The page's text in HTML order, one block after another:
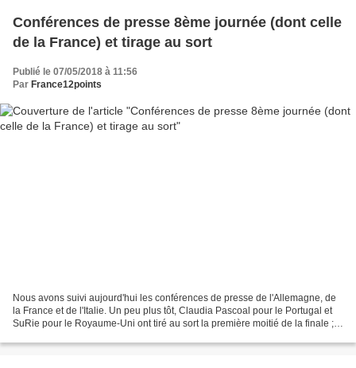
Conférences de presse 8ème journée (dont celle
de la France) et tirage au sort
Publié le 07/05/2018 à 11:56
Par France12points
Nous avons suivi aujourd'hui les conférences de presse de l'Allemagne, de
la France et de l'Italie. Un peu plus tôt, Claudia Pascoal pour le Portugal et
SuRie pour le Royaume-Uni ont tiré au sort la première moitié de la finale ;